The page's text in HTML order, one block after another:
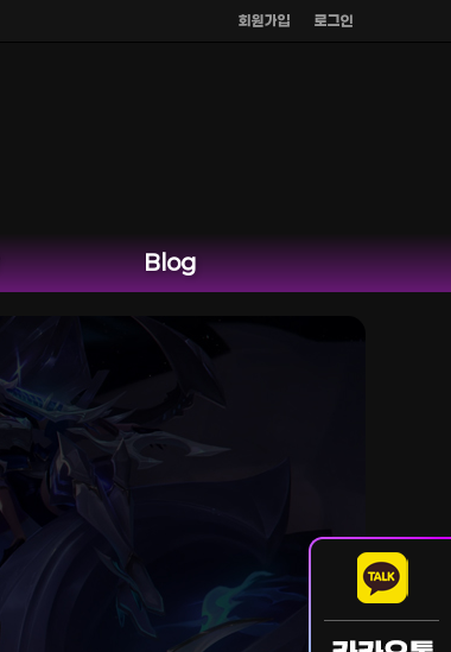
회원가입 로그인
홈페이지 카카오톡 외 다른 채팅은 운영하지 않습니다.
Blog